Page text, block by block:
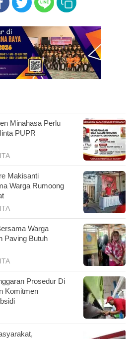
Minahasa Perlu
PUPR
Makisanti
Warga Rumoong
Warga
Paving Butuh
Prosedur Di
Komitmen